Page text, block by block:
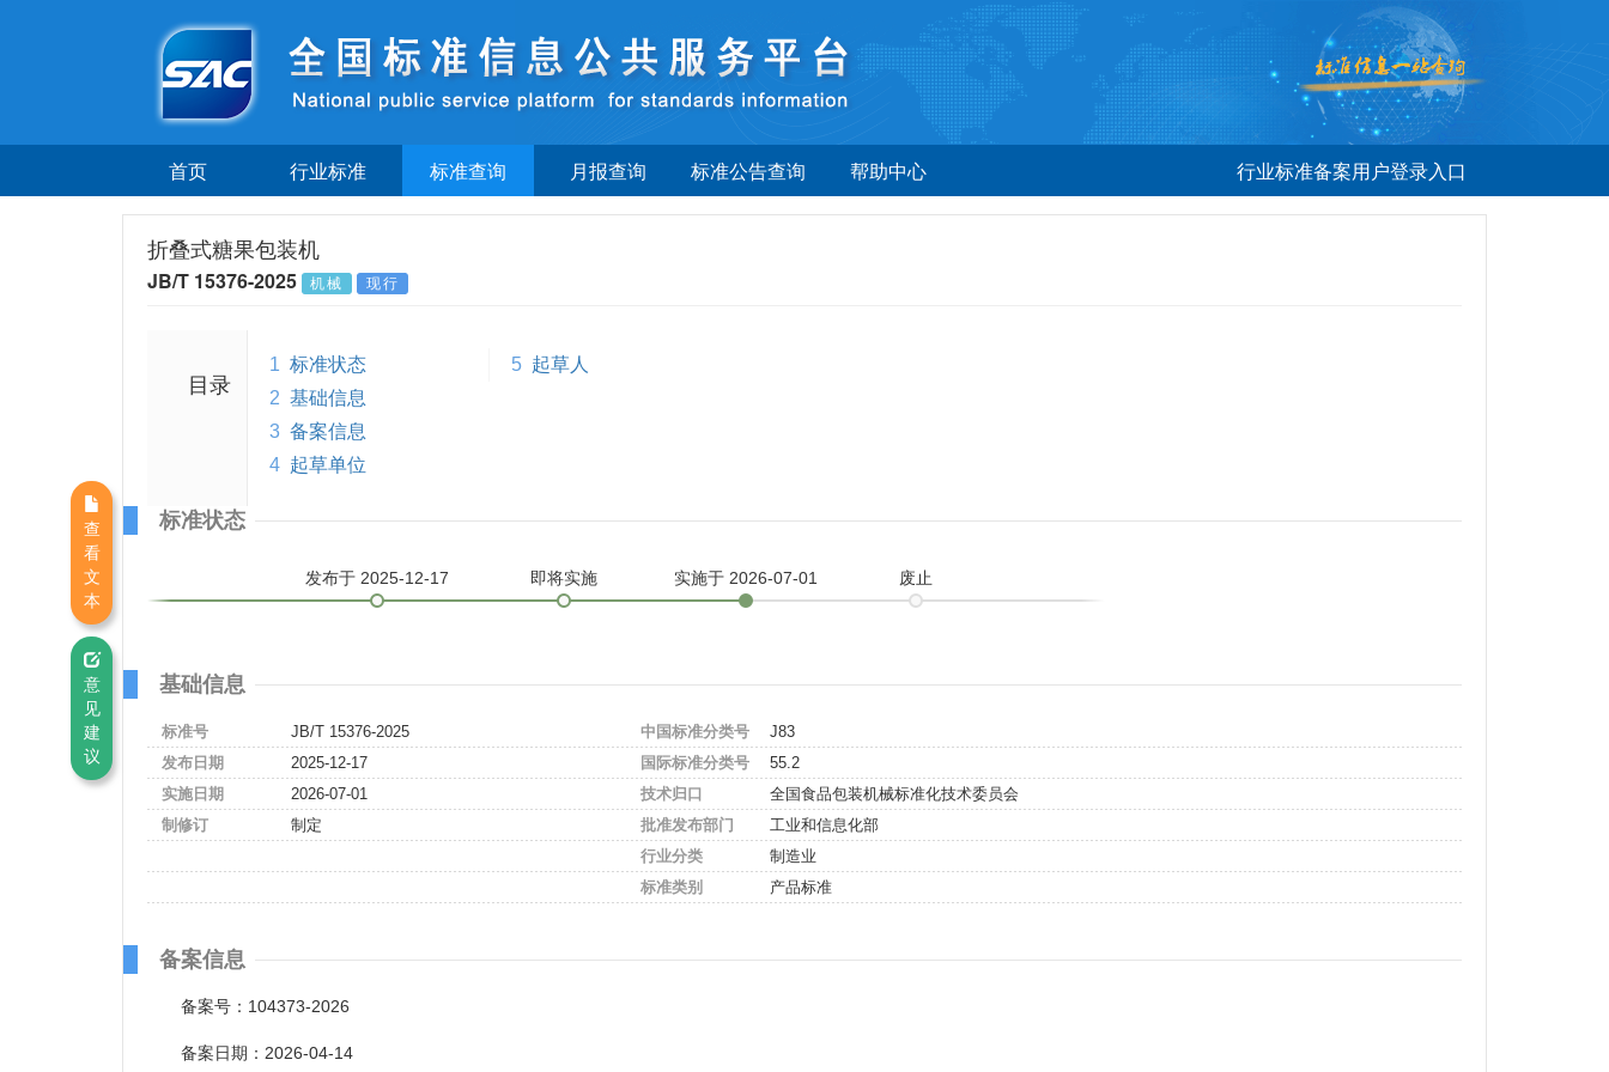
首页 行业标准 标准查询 月报查询 标准公告查询 帮助中心 行业标准备案用户登录入口
查
看
文
本
意
见
建
议
折叠式糖果包装机
JB/T 15376-2025 机械 现行
目录
1 标准状态
2 基础信息
3 备案信息
4 起草单位
5 起草人
标准状态
发布于 2025-12-17 即将实施 实施于 2026-07-01 废止
基础信息
标准号
JB/T 15376-2025
发布日期
2025-12-17
实施日期
2026-07-01
制修订
制定
中国标准分类号
J83
国际标准分类号
55.2
技术归口
全国食品包装机械标准化技术委员会
批准发布部门
工业和信息化部
行业分类
制造业
标准类别
产品标准
备案信息
备案号：104373-2026
备案日期：2026-04-14